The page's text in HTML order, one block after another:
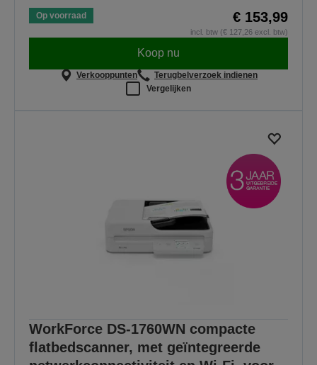
Op voorraad € 153,99
incl. btw (€ 127,26 excl. btw)
Koop nu
Verkooppunten
Terugbelverzoek indienen
Vergelijken
WorkForce DS-1760WN compacte
flatbedscanner, met geïntegreerde